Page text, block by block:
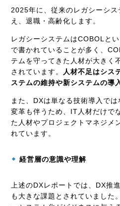
2025年に、従来のレガシーシ
え、退職・高齢化します。
レガシーシステムはCOBOLと
で書かれていることが多く、
テムを守ってきた人材が大きく
されています。
人材不足はシス
ステムの維持や新システムの導
また、DXは単なる技術導入で
変革も伴うため、IT人材だけで
た人材やプロジェクトマネジメ
れています。
経営層の意識や理解
上述のDXレポートでは、DX推
も大きな課題とされていました